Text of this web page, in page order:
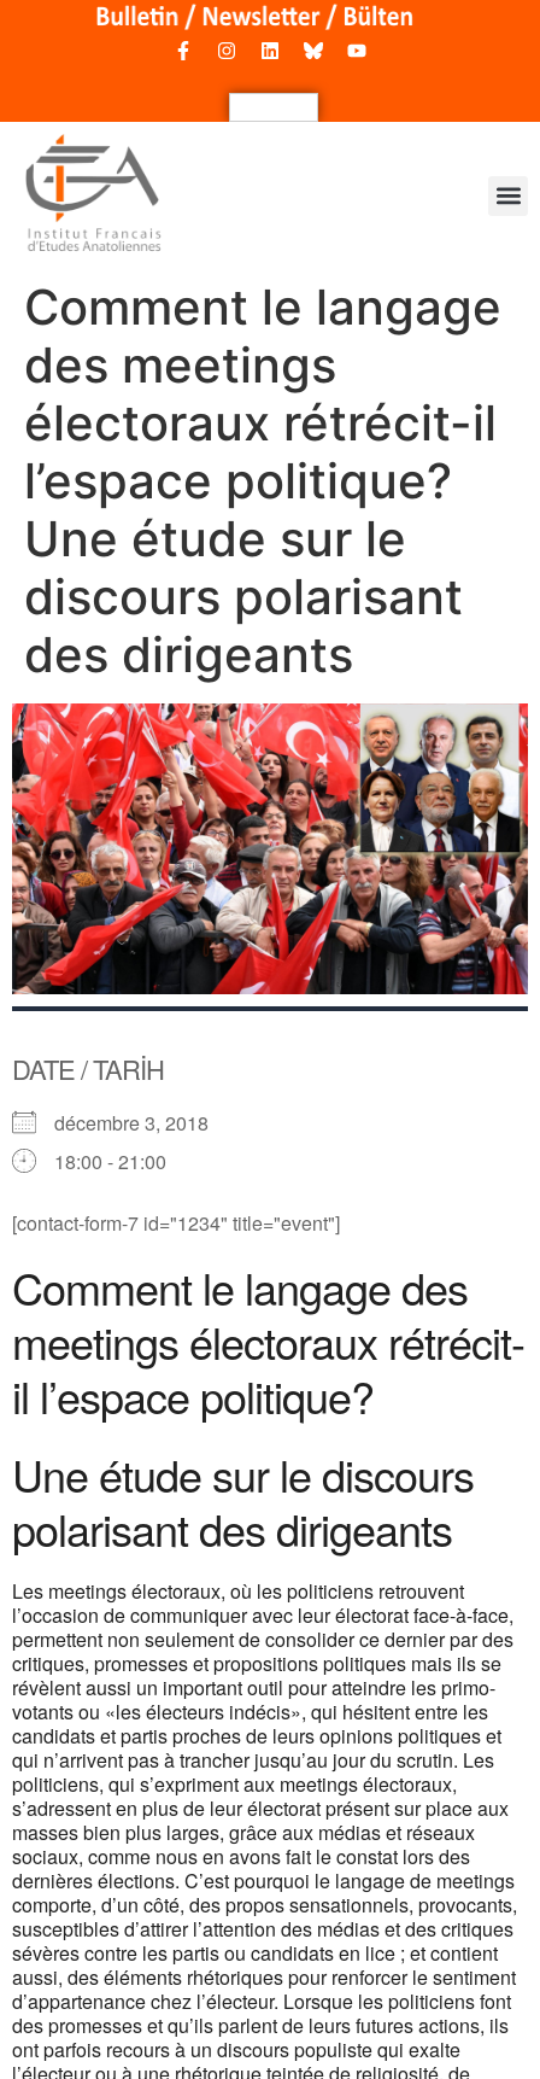
Comment le langage
des meetings
électoraux rétrécit-il
l’espace politique?
Une étude sur le
discours polarisant
des dirigeants
DATE / TARİH
décembre 3, 2018
18:00 - 21:00
[contact-form-7 id="1234" title="event"]
Comment le langage des
meetings électoraux rétrécit-
il l’espace politique?
Une étude sur le discours
polarisant des dirigeants
Les meetings électoraux, où les politiciens retrouvent
l’occasion de communiquer avec leur électorat face-à-face,
permettent non seulement de consolider ce dernier par des
critiques, promesses et propositions politiques mais ils se
révèlent aussi un important outil pour atteindre les primo-
votants ou «les électeurs indécis», qui hésitent entre les
candidats et partis proches de leurs opinions politiques et
qui n’arrivent pas à trancher jusqu’au jour du scrutin. Les
politiciens, qui s’expriment aux meetings électoraux,
s’adressent en plus de leur électorat présent sur place aux
masses bien plus larges, grâce aux médias et réseaux
sociaux, comme nous en avons fait le constat lors des
dernières élections. C’est pourquoi le langage de meetings
comporte, d’un côté, des propos sensationnels, provocants,
susceptibles d’attirer l’attention des médias et des critiques
sévères contre les partis ou candidats en lice ; et contient
aussi, des éléments rhétoriques pour renforcer le sentiment
d’appartenance chez l’électeur. Lorsque les politiciens font
des promesses et qu’ils parlent de leurs futures actions, ils
ont parfois recours à un discours populiste qui exalte
l’électeur ou à une rhétorique teintée de religiosité, de